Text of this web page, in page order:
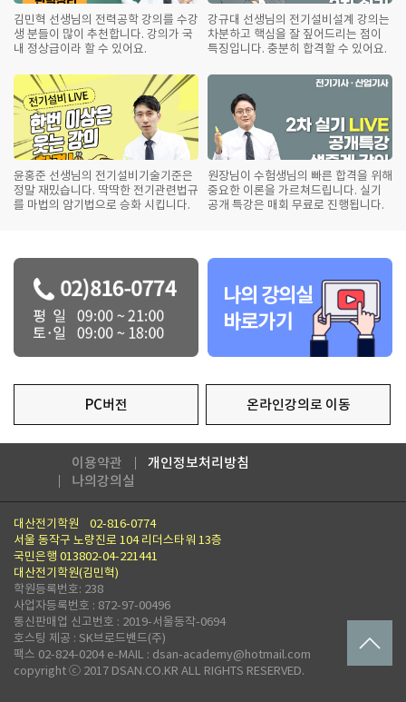
김민혁 선생님의 전력공학 강의를 수강
생 분들이 많이 추천합니다. 강의가 국
내 정상급이라 할 수 있어요.
강규대 선생님의 전기설비설계 강의는
차분하고 핵심을 잘 짚어드리는 점이
특징입니다. 충분히 합격할 수 있어요.
윤홍준 선생님의 전기설비기술기준은
정말 재밌습니다. 딱딱한 전기관련법규
를 마법의 암기법으로 승화 시킵니다.
원장님이 수험생님의 빠른 합격을 위해
중요한 이론을 가르쳐드립니다. 실기
공개 특강은 매회 무료로 진행됩니다.
PC버전 온라인강의로 이동
이용약관
개인정보처리방침
나의강의실
대산전기학원
02-816-0774
서울 동작구 노량진로 104 리더스타워 13층
국민은행 013802-04-221441
대산전기학원(김민혁)
학원등록번호: 238
사업자등록번호 : 872-97-00496
통신판매업 신고번호 : 2019-서울동작-0694
호스팅 제공 : SK브로드밴드(주)
팩스 02-824-0204 e-MAIL : dsan-academy@hotmail.com
copyright ⓒ 2017 DSAN.CO.KR ALL RIGHTS RESERVED.